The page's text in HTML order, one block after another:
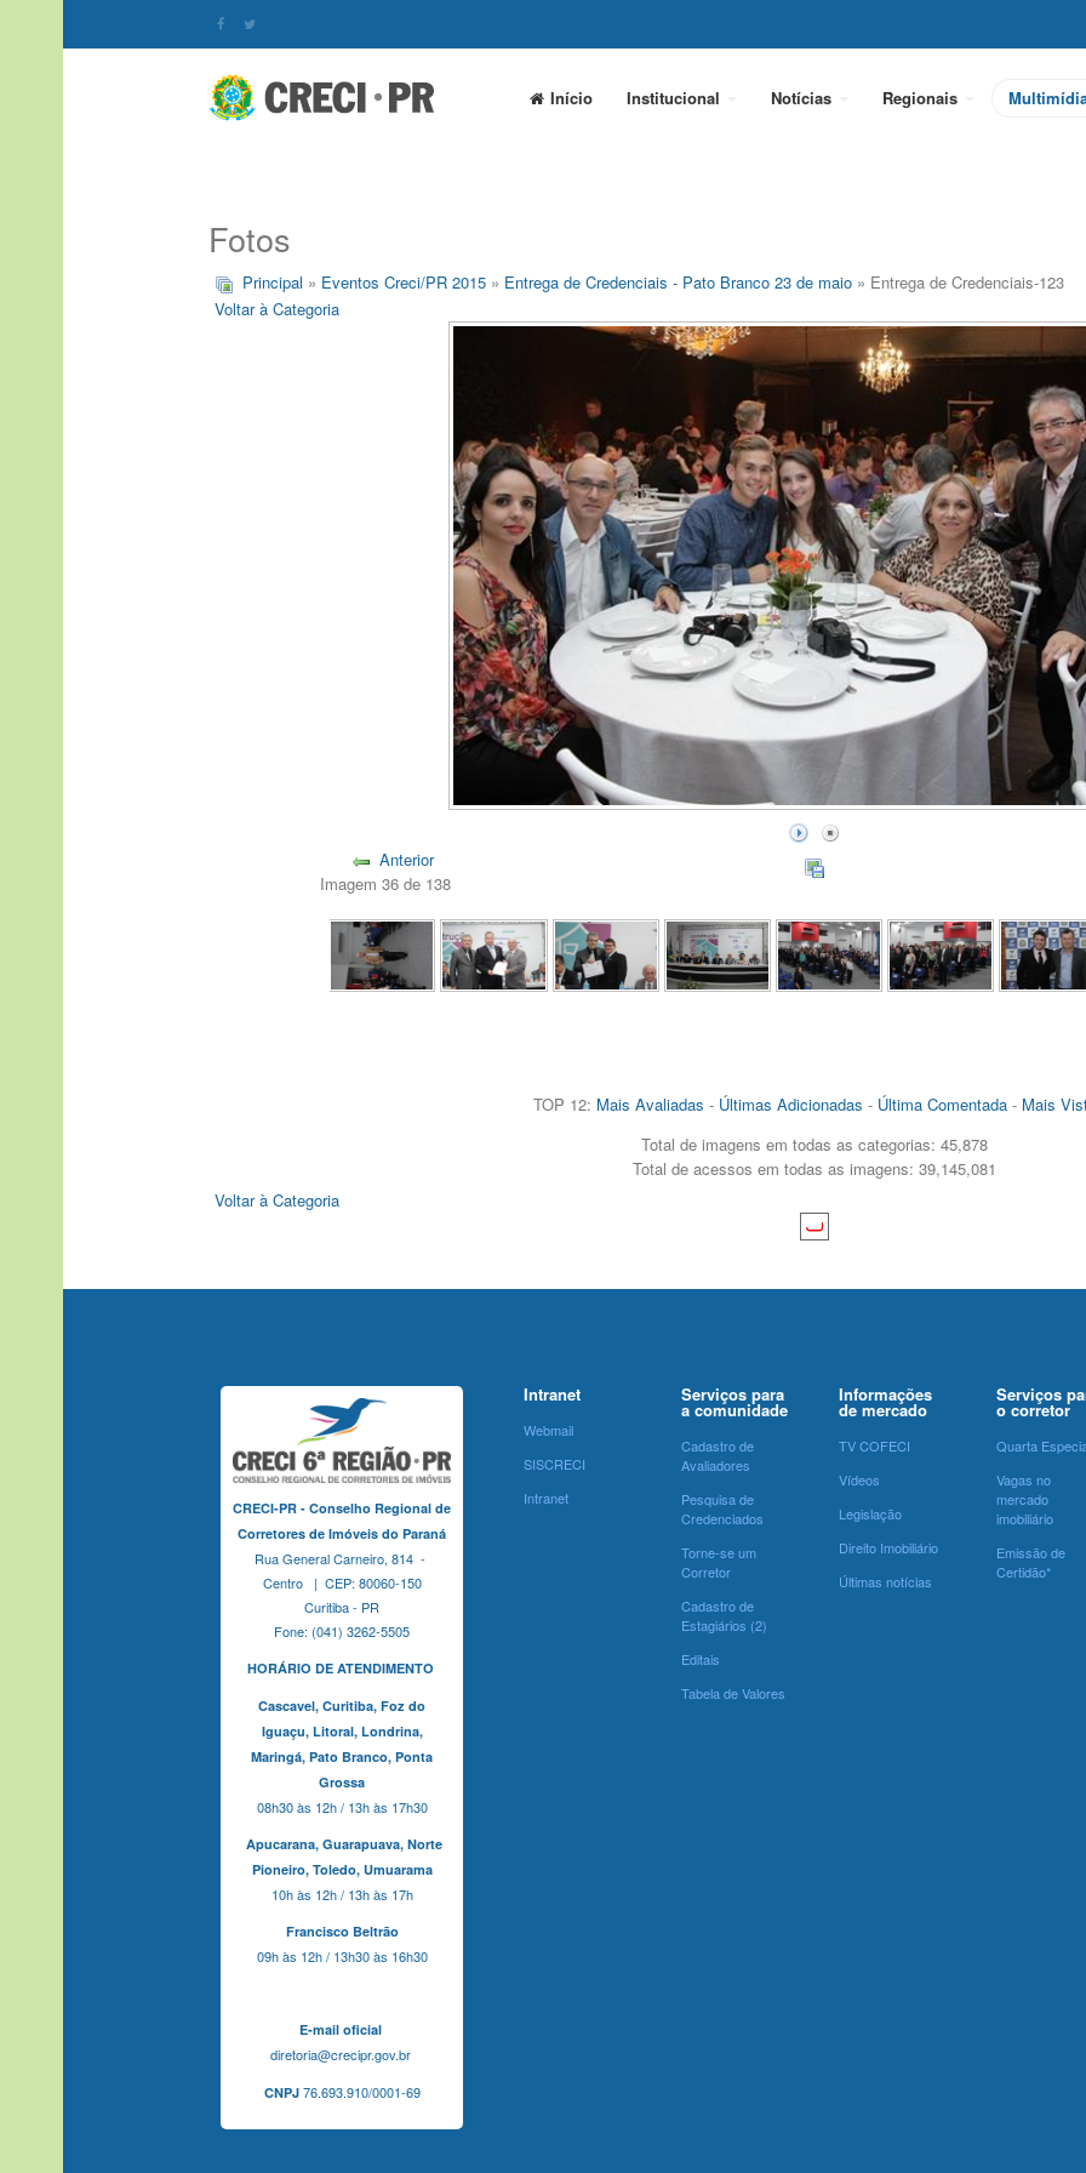
Início Institucional Notícias Regionais
Fotos
Principal » Eventos Creci/PR 2015 » Entrega de Credenciais - Pato Branco 23 de maio » Entrega de Credenciais-123
Voltar à Categoria
Anterior
Imagem 36 de 138
TOP 12: Mais Avaliadas - Últimas Adicionadas - Última Comentada- Mais
Total de imagens em todas as categorias: 45,878
Total de acessos em todas as imagens: 39,145,081
Voltar à Categoria
CRECI-PR - Conselho Regional de
Corretores de Imóveis do Paraná
Rua General Carneiro, 814 -
Centro | CEP: 80060-150
Curitiba - PR
Fone: (041) 3262-5505
HORÁRIO DE ATENDIMENTO
Cascavel, Curitiba, Foz do
Iguaçu, Litoral, Londrina,
Maringá, Pato Branco, Ponta
Grossa
08h30 às 12h / 13h às 17h30
Apucarana, Guarapuava, Norte
Pioneiro, Toledo, Umuarama
10h às 12h / 13h às 17h
Francisco Beltrão
09h às 12h / 13h30 às 16h30
E-mail oficial
diretoria@crecipr.gov.br
CNPJ76.693.910/0001-69
Intranet
Webmail
SISCRECI
Intranet
Serviços para
a comunidade
Cadastro de
Avaliadores
Pesquisa de
Credenciados
Torne-se um
Corretor
Cadastro de
Estagiários (2)
Editais
Tabela de Valores
Informações
de mercado
TV COFECI
Vídeos
Legislação
Direito Imobiliário
Últimas notícias
Serviços
o corretor
Quarta
Vagas no
mercado
imobiliário
Emissão de
Certidão*